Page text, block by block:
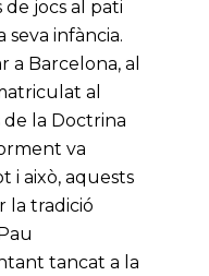
de jocs al pati
seva infància.
a Barcelona, al
al
de la Doctrina
va
i això, aquests
la tradició
tancat a la